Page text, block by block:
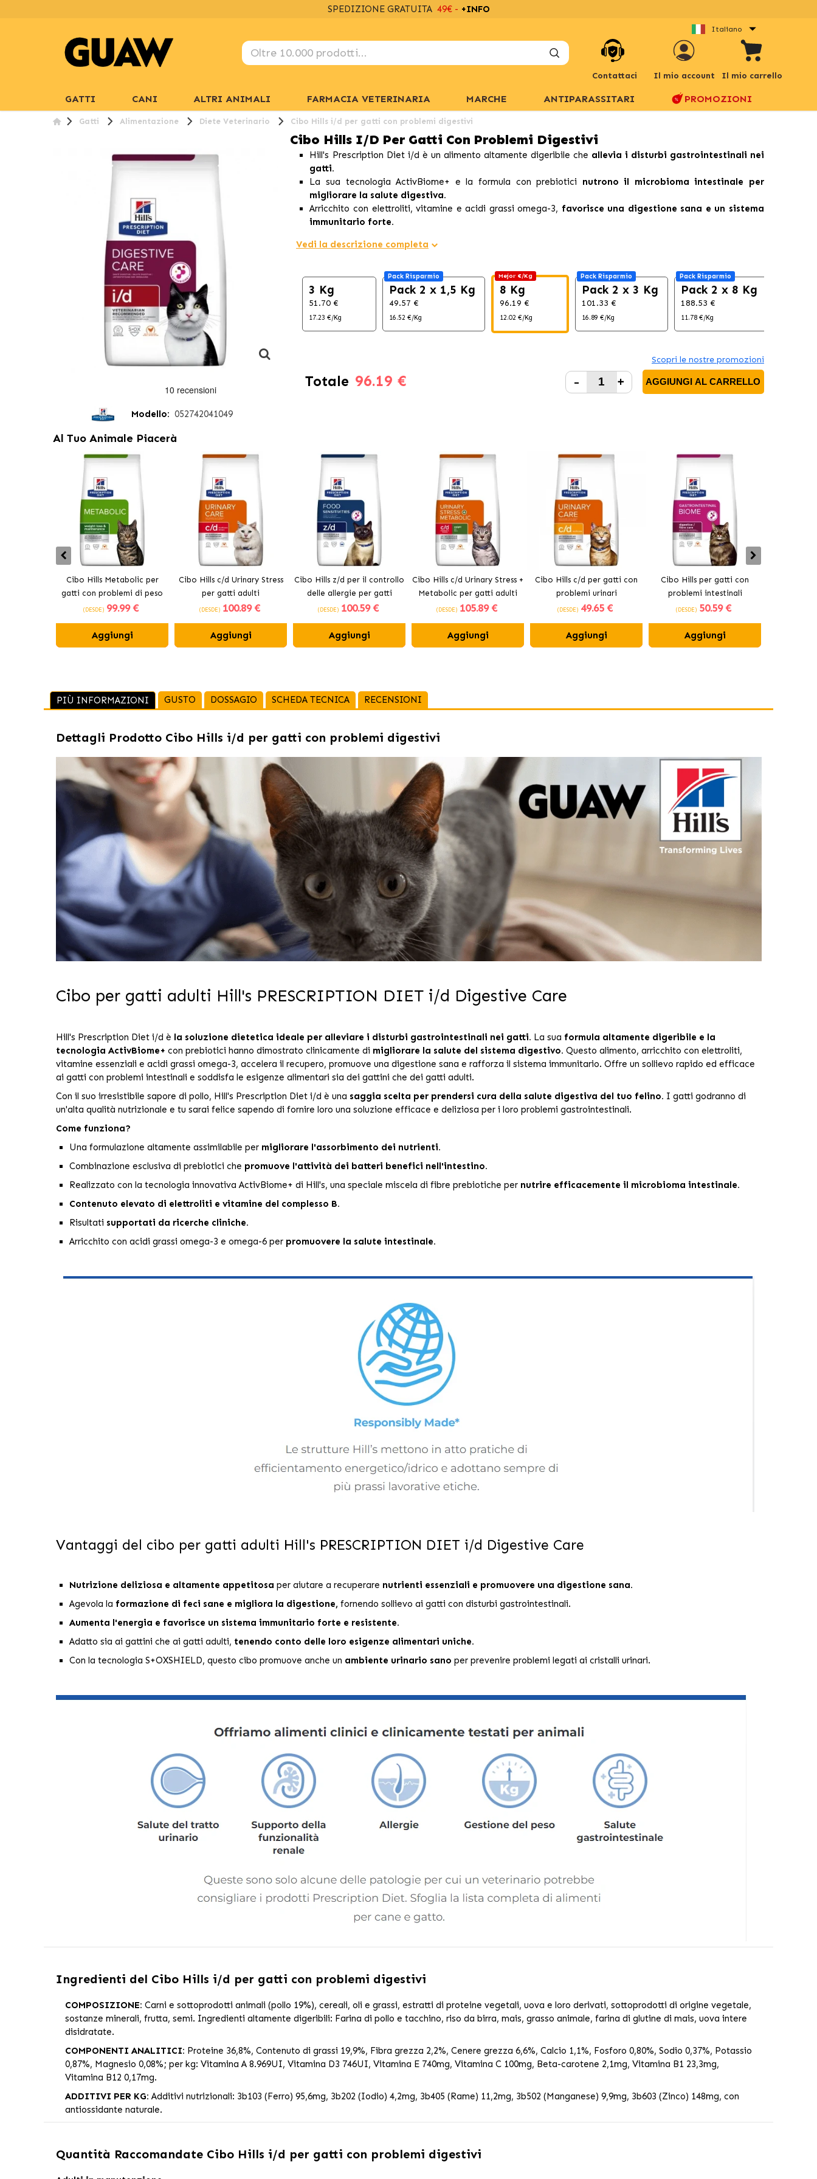
SPEDIZIONE GRATUITA 49€ - +INFO
Italiano
Contattaci Il mio account Il mio carrello
GATTI CANI ALTRI ANIMALI FARMACIA VETERINARIA MARCHE ANTIPARASSITARI PROMOZIONI
Gatti Alimentazione Diete Veterinario Cibo Hills i/d per gatti con problemi digestivi
Cibo Hills I/d Per Gatti Con Problemi Digestivi
Modello: 052742041049
Hill's Prescription Diet i/d è un alimento altamente digeribile che allevia i disturbi gastrointestinali nei
gatti.
La sua tecnologia ActivBiome+ e la formula con prebiotici nutrono il microbioma intestinale per
migliorare la salute digestiva.
Arricchito con elettroliti, vitamine e acidi grassi omega-3, favorisce una digestione sana e un sistema
immunitario forte.
Vedi la descrizione completa
PESO
3 Kg
51.70 €
17.23 €/Kg
Pack Risparmio
Pack 2 x 1,5 Kg
49.57 €
16.52 €/Kg
Mejor €/Kg
8 Kg
96.19 €
12.02 €/Kg
Pack Risparmio
Pack 2 x 3 Kg
101.33 €
16.89 €/Kg
Pack Risparmio
Pack 2 x 8 Kg
188.53 €
11.78 €/Kg
Scopri le nostre promozioni
Totale 96.19 € - + AGGIUNGI AL CARRELLO
Al Tuo Animale Piacerà
Cibo Hills Metabolic per
gatti con problemi di peso
(DESDE) 99.99 €
Aggiungi
Cibo Hills c/d Urinary Stress
per gatti adulti
(DESDE) 100.89 €
Aggiungi
Cibo Hills z/d per il controllo
delle allergie per gatti
(DESDE) 100.59 €
Aggiungi
Cibo Hills c/d Urinary Stress +
Metabolic per gatti adulti
(DESDE) 105.89 €
Aggiungi
Cibo Hills c/d per gatti con
problemi urinari
(DESDE) 49.65 €
Aggiungi
Cibo Hills per gatti con
problemi intestinali
(DESDE) 50.59 €
Aggiungi
PIÙ INFORMAZIONI GUSTO DOSSAGIO SCHEDA TECNICA RECENSIONI
Dettagli Prodotto Cibo Hills i/d per gatti con problemi digestivi
Cibo per gatti adulti Hill's PRESCRIPTION DIET i/d Digestive Care
Hill's Prescription Diet i/d è la soluzione dietetica ideale per alleviare i disturbi gastrointestinali nei gatti. La sua formula altamente digeribile e la
tecnologia ActivBiome+ con prebiotici hanno dimostrato clinicamente di migliorare la salute del sistema digestivo. Questo alimento, arricchito con elettroliti,
vitamine essenziali e acidi grassi omega-3, accelera il recupero, promuove una digestione sana e rafforza il sistema immunitario. Offre un sollievo rapido ed efficace
ai gatti con problemi intestinali e soddisfa le esigenze alimentari sia dei gattini che dei gatti adulti.
Con il suo irresistibile sapore di pollo, Hill's Prescription Diet i/d è una saggia scelta per prendersi cura della salute digestiva del tuo felino. I gatti godranno di
un'alta qualità nutrizionale e tu sarai felice sapendo di fornire loro una soluzione efficace e deliziosa per i loro problemi gastrointestinali.
Come funziona?
Una formulazione altamente assimilabile per migliorare l'assorbimento dei nutrienti.
Combinazione esclusiva di prebiotici che promuove l'attività dei batteri benefici nell'intestino.
Realizzato con la tecnologia innovativa ActivBiome+ di Hill's, una speciale miscela di fibre prebiotiche per nutrire efficacemente il microbioma intestinale.
Contenuto elevato di elettroliti e vitamine del complesso B.
Risultati supportati da ricerche cliniche.
Arricchito con acidi grassi omega-3 e omega-6 per promuovere la salute intestinale.
Vantaggi del cibo per gatti adulti Hill's PRESCRIPTION DIET i/d Digestive Care
Nutrizione deliziosa e altamente appetitosa per aiutare a recuperare nutrienti essenziali e promuovere una digestione sana.
Agevola la formazione di feci sane e migliora la digestione, fornendo sollievo ai gatti con disturbi gastrointestinali.
Aumenta l'energia e favorisce un sistema immunitario forte e resistente.
Adatto sia ai gattini che ai gatti adulti, tenendo conto delle loro esigenze alimentari uniche.
Con la tecnologia S+OXSHIELD, questo cibo promuove anche un ambiente urinario sano per prevenire problemi legati ai cristalli urinari.
Ingredienti del Cibo Hills i/d per gatti con problemi digestivi
COMPOSIZIONE: Carni e sottoprodotti animali (pollo 19%), cereali, oli e grassi, estratti di proteine vegetali, uova e loro derivati, sottoprodotti di origine vegetale,
sostanze minerali, frutta, semi. Ingredienti altamente digeribili: Farina di pollo e tacchino, riso da birra, mais, grasso animale, farina di glutine di mais, uova intere
disidratate.
COMPONENTI ANALITICI: Proteine 36,8%, Contenuto di grassi 19,9%, Fibra grezza 2,2%, Cenere grezza 6,6%, Calcio 1,1%, Fosforo 0,80%, Sodio 0,37%, Potassio
0,87%, Magnesio 0,08%; per kg: Vitamina A 8.969UI, Vitamina D3 746UI, Vitamina E 740mg, Vitamina C 100mg, Beta-carotene 2,1mg, Vitamina B1 23,3mg,
Vitamina B12 0,17mg.
ADDITIVI PER KG: Additivi nutrizionali: 3b103 (Ferro) 95,6mg, 3b202 (Iodio) 4,2mg, 3b405 (Rame) 11,2mg, 3b502 (Manganese) 9,9mg, 3b603 (Zinco) 148mg, con
antiossidante naturale.
Quantità Raccomandate Cibo Hills i/d per gatti con problemi digestivi